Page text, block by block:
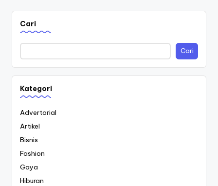
Cari
Cari
Kategori
Advertorial
Artikel
Bisnis
Fashion
Gaya
Hiburan